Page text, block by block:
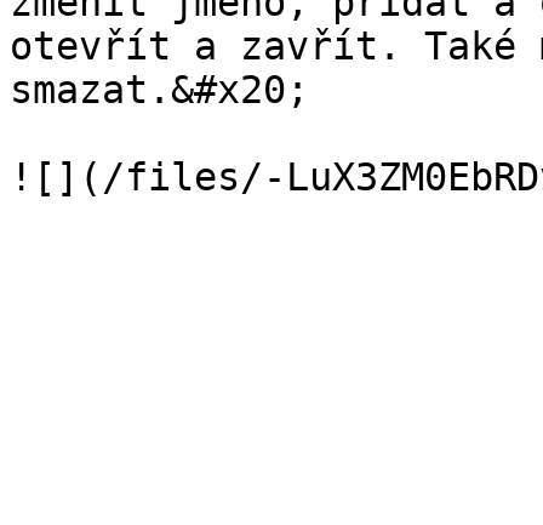
otevřít a zavřít. Také
smazat.&#x20;